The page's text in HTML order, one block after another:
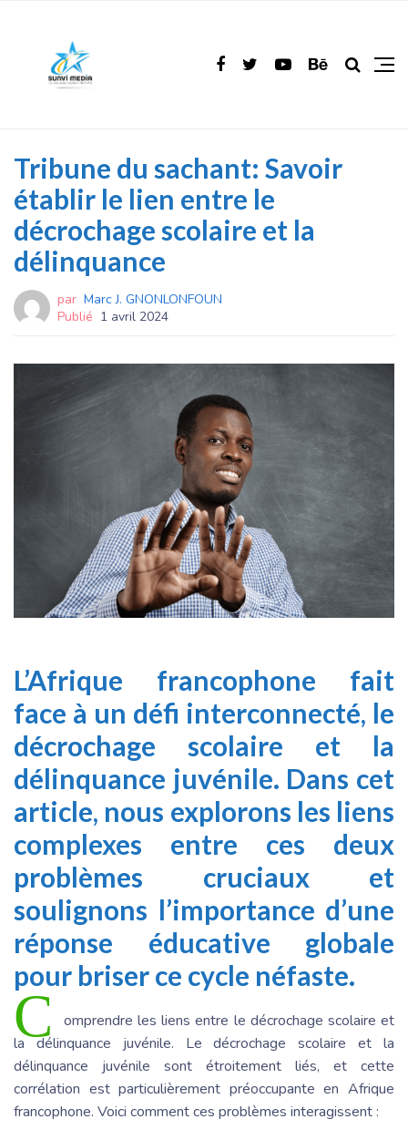
Tribune du sachant: Savoir
établir le lien entre le
décrochage scolaire et la
délinquance
par Marc J. GNONLONFOUN
Publié 1 avril 2024
L’Afrique francophone fait
face à un défi interconnecté, le
décrochage scolaire et la
délinquance juvénile. Dans cet
article, nous explorons les liens
complexes entre ces deux
problèmes cruciaux et
soulignons l’importance d’une
réponse éducative globale
pour briser ce cycle néfaste.
C
omprendre les liens entre le décrochage scolaire et
la délinquance juvénile. Le décrochage scolaire et la
délinquance juvénile sont étroitement liés, et cette
corrélation est particulièrement préoccupante en Afrique
francophone. Voici comment ces problèmes interagissent :